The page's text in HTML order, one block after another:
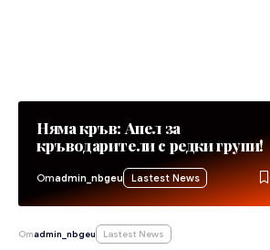
Няма кръв: Апел за
кръводарители с редки групи!
Отadmin_nbgeu Lastest News
Отadmin_nbgeu Lastest News